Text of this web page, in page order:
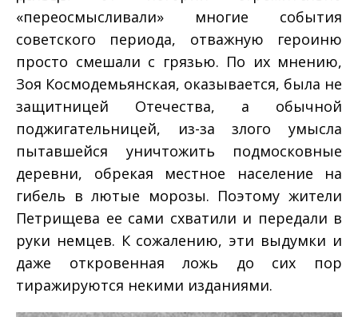
«переосмысливали» многие события
советского периода, отважную героиню
просто смешали с грязью. По их мнению,
Зоя Космодемьянская, оказывается, была не
защитницей Отечества, а обычной
поджигательницей, из­-за злого умысла
пытавшейся уничтожить подмосковные
деревни, обрекая местное население на
гибель в лютые морозы. Поэтому жители
Петрищева ее сами схватили и передали в
руки немцев. К сожалению, эти выдумки и
даже откровенная ложь до сих пор
тиражируются некими изданиями.